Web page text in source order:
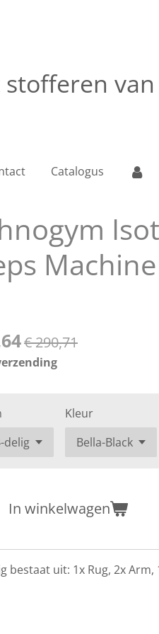
Catalogus
€ 290,71
Kleur
In winkelwagen
bestaat uit: 1x Rug, 2x Arm,